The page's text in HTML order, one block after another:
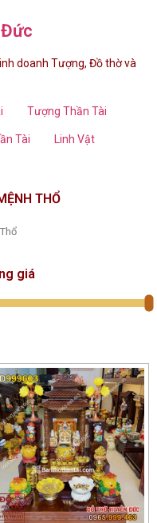
Đức
doanh Tượng, Đồ thờ và
Tượng Thần Tài
Tài Linh Vật
THỔ
giá